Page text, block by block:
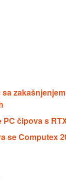
PC čipova s
se ​​​​​​​Computex